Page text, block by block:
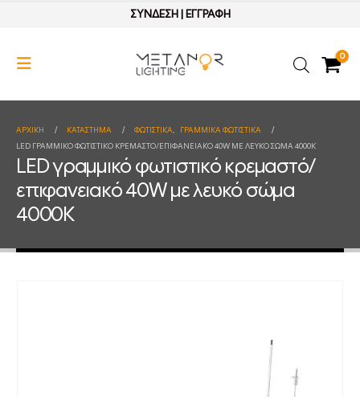
ΣΥΝΔΕΣΗ| ΕΓΓΡΑΦΗ
0
ΑΡΧΙΚΉ ΚΑΤΆΣΤΗΜΑ ΦΩΤΙΣΤΙΚΑ,
ΓΡΑΜΜΙΚΑ ΦΩΤΙΣΤΙΚΑ
LED ΓΡΑΜΜΙΚΌ ΦΩΤΙΣΤΙΚΌ ΚΡΕΜΑΣΤΌ/ΕΠΙΦΑΝΕΙΑΚΌ 40W ΜΕ ΛΕΥΚΌ ΣΏΜΑ 4000Κ
LED γραμμικό φωτιστικό κρεμαστό/
επιφανειακό 40W με λευκό σώμα
4000Κ